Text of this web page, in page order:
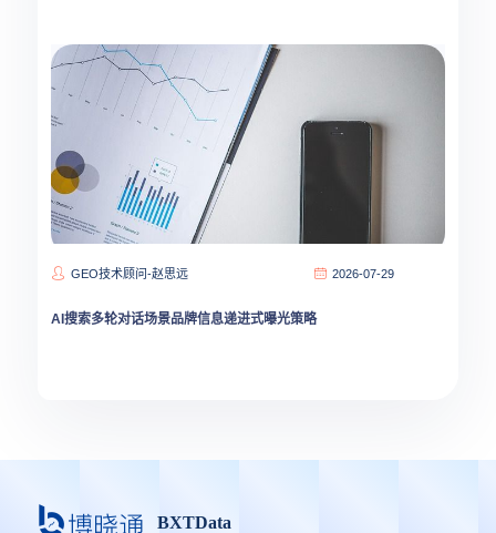
GEO技术顾问-赵思远 2026-07-29
AI搜索多轮对话场景品牌信息递进式曝光策略
BXTData